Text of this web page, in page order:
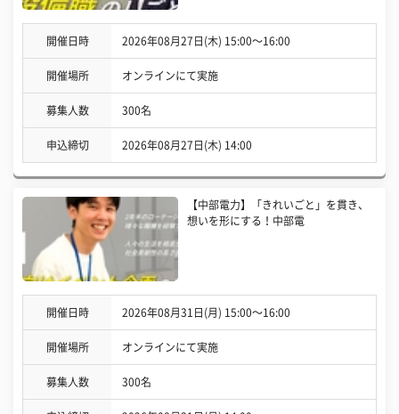
開催日時 2026年08月27日(木) 15:00〜16:00
開催場所 オンラインにて実施
募集人数 300名
申込締切 2026年08月27日(木) 14:00
【中部電力】「きれいごと」を貫き、
想いを形にする！中部電
開催日時 2026年08月31日(月) 15:00〜16:00
開催場所 オンラインにて実施
募集人数 300名